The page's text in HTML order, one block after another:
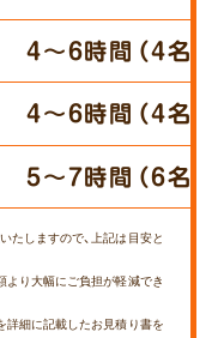
4～6時間（4名）
4～6時間（4名）
5～7時間（6名）
たしますので、上記は目安と
より大幅にご負担が軽減でき
詳細に記載したお見積り書を